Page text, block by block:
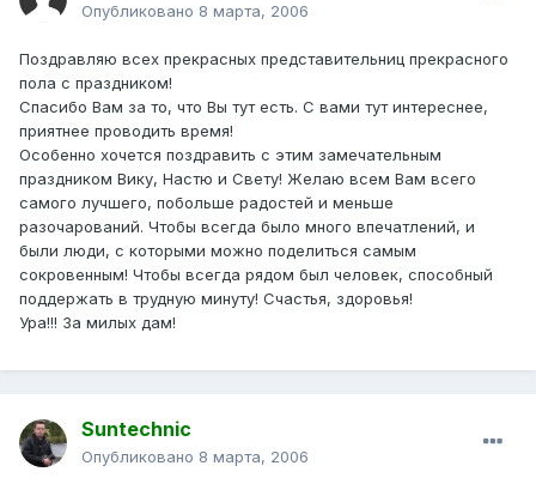
Опубликовано 8 марта, 2006
Поздравляю всех прекрасных представительниц прекрасного
пола с праздником!
Спасибо Вам за то, что Вы тут есть. С вами тут интереснее,
приятнее проводить время!
Особенно хочется поздравить с этим замечательным
праздником Вику, Настю и Свету! Желаю всем Вам всего
самого лучшего, побольше радостей и меньше
разочарований. Чтобы всегда было много впечатлений, и
были люди, с которыми можно поделиться самым
сокровенным! Чтобы всегда рядом был человек, способный
поддержать в трудную минуту! Счастья, здоровья!
Ура!!! За милых дам!
Suntechnic
Опубликовано 8 марта, 2006